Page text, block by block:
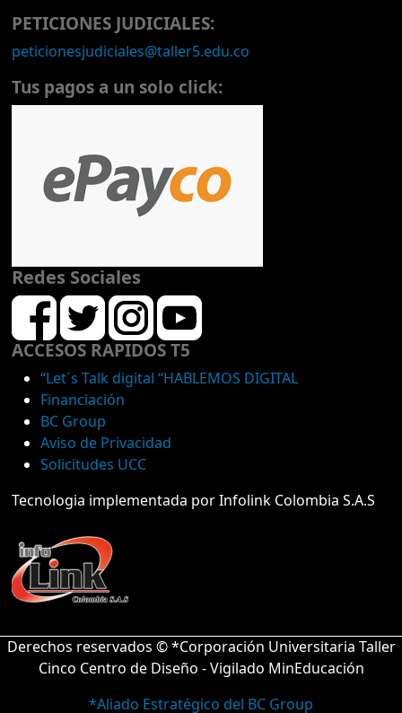
PETICIONES JUDICIALES:
peticionesjudiciales@taller5.edu.co
Tus pagos a un solo click:
Redes Sociales
ACCESOS RAPIDOS T5
“Let´s Talk digital “HABLEMOS DIGITAL
Financiación
BC Group
Aviso de Privacidad
Solicitudes UCC
Tecnologia implementada por Infolink Colombia S.A.S
Derechos reservados © *Corporación Universitaria Taller
Cinco Centro de Diseño - Vigilado MinEducación
*Aliado Estratégico del BC Group